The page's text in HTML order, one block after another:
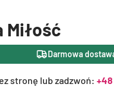
Miłość
Darmowa
stronę lub zadzwoń: +48